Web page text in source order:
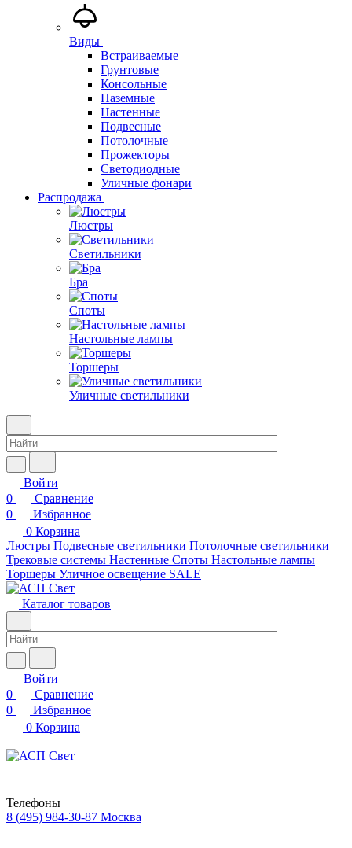
Виды
Встраиваемые
Грунтовые
Консольные
Наземные
Настенные
Подвесные
Потолочные
Прожекторы
Светодиодные
Уличные фонари
Распродажа
Люстры
Светильники
Бра
Споты
Настольные лампы
Торшеры
Уличные светильники
Войти
0
Сравнение
0
Избранное
0 Корзина
Люстры Подвесные светильники Потолочные светильники
Трековые системы Настенные Споты Настольные лампы
Торшеры Уличное освещение SALE
Каталог товаров
Войти
0
Сравнение
0
Избранное
0 Корзина
Телефоны
8 (495) 984-30-87 Москва